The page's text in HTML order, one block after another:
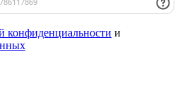
конфиденциальности и